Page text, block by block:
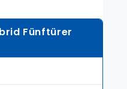
Fünftürer